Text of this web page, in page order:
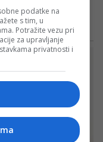
podatke na
s tim, u
Potražite vezu pri
za upravljanje
privatnosti i